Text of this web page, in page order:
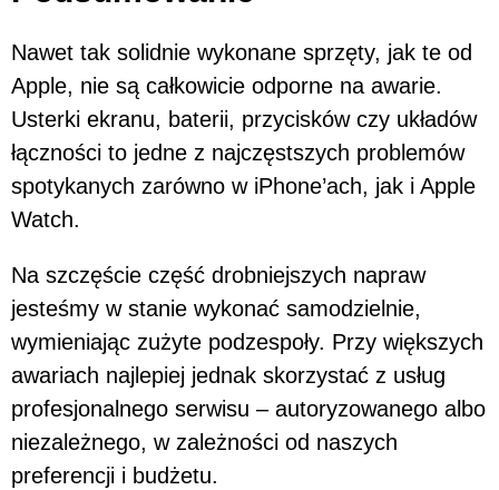
Nawet tak solidnie wykonane sprzęty, jak te od
Apple, nie są całkowicie odporne na awarie.
Usterki ekranu, baterii, przycisków czy układów
łączności to jedne z najczęstszych problemów
spotykanych zarówno w iPhone’ach, jak i Apple
Watch.
Na szczęście część drobniejszych napraw
jesteśmy w stanie wykonać samodzielnie,
wymieniając zużyte podzespoły. Przy większych
awariach najlepiej jednak skorzystać z usług
profesjonalnego serwisu – autoryzowanego albo
niezależnego, w zależności od naszych
preferencji i budżetu.